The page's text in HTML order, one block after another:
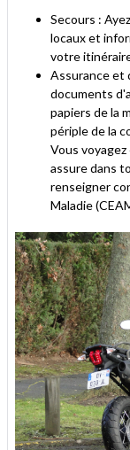
Secours :
locaux et
votre
Assurance et
documents
papiers de la
périple de la
Vous voyagez
assure dans
renseigner
Maladie